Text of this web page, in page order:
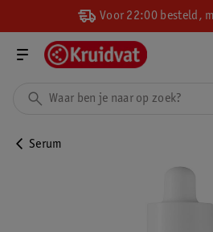
Voor 22:00 besteld,
Serum